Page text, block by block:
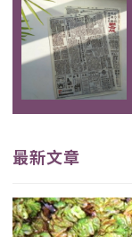
最新文章